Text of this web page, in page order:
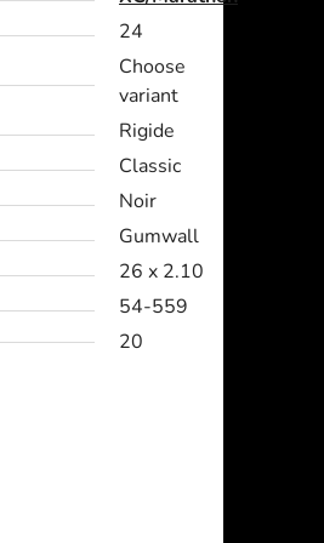
24
Choose
variant
Rigide
Classic
Noir
Gumwall
26 x 2.10
54-559
20